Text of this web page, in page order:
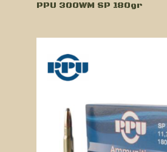
PPU 300WM SP 180gr